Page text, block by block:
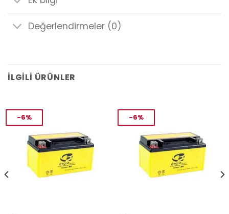
Değerlendirmeler (0)
İLGILI ÜRÜNLER
-6% -6%